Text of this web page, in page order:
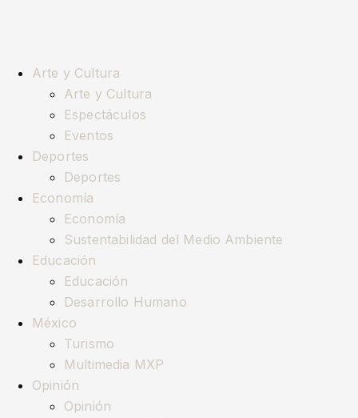
Arte y Cultura
Arte y Cultura
Espectáculos
Eventos
Deportes
Deportes
Economía
Economía
Sustentabilidad del Medio Ambiente
Educación
Educación
Desarrollo Humano
México
Turismo
Multimedia MXP
Opinión
Opinión